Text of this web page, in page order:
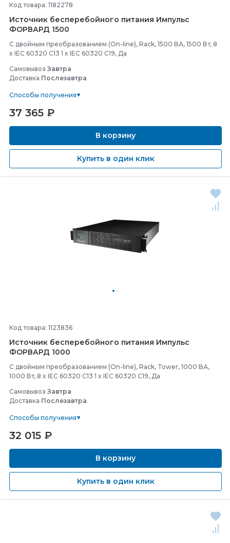
Код товара: 1182278
Источник бесперебойного питания Импульс
ФОРВАРД 1500
С двойным преобразованием (On-line), Rack, 1500 ВА, 1500 Вт, 8
x IEC 60320 C13 1 x IEC 60320 C19, Да
Самовывоз Завтра
Доставка Послезавтра
Способы получения
37 365 ₽
В корзину
Купить в один клик
Код товара: 1123836
Источник бесперебойного питания Импульс
ФОРВАРД 1000
С двойным преобразованием (On-line), Rack, Tower, 1000 ВА,
1000 Вт, 8 x IEC 60320 C13 1 x IEC 60320 C19, Да
Самовывоз Завтра
Доставка Послезавтра
Способы получения
32 015 ₽
В корзину
Купить в один клик